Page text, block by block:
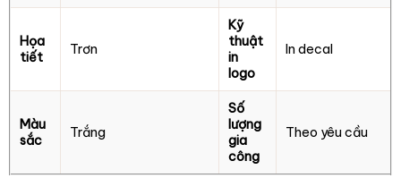
Họa
tiết
Trơn
Kỹ
thuật
in
logo
In decal
Màu
sắc
Trắng
Số
lượng
gia
công
Theo yêu cầu